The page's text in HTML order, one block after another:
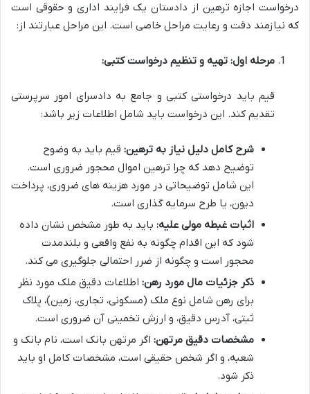
درخواست اجازه ترهین از دادستان یک فرایند اداری و حقوقی است
که نیازمند دقت و رعایت مراحل خاصی است. این مراحل عبارتند از:
مرحله اول: تهیه و تنظیم درخواست کتبی:
قیم باید درخواستی کتبی و جامع به دادسرای امور سرپرستی
تقدیم کند. این درخواست باید شامل اطلاعات زیر باشد:
شرح کامل دلیل نیاز به ترهین: قیم باید به وضوح
توضیح دهد که چرا ترهین اموال محجور ضروری است.
این شامل توضیحاتی در مورد هزینه های ضروری، پرداخت
دیون، یا طرح سرمایه گذاری است.
اثبات غبطه مولی علیه: باید به طور مشخص نشان داده
شود که این اقدام چگونه به نفع واقعی و بلندمدت
محجور است و چگونه از ضرر احتمالی جلوگیری می کند.
ذکر جزئیات مال مورد رهن: اطلاعات دقیق ملک مورد نظر
برای رهن شامل نوع ملک (مسکونی، تجاری، زمین)، پلاک
ثبتی، آدرس دقیق، و ارزش تخمینی آن ضروری است.
مشخصات دقیق مرتهن: اگر مرتهن بانک است، نام بانک و
شعبه، و اگر شخص حقیقی است، مشخصات کامل او باید
ذکر شود.